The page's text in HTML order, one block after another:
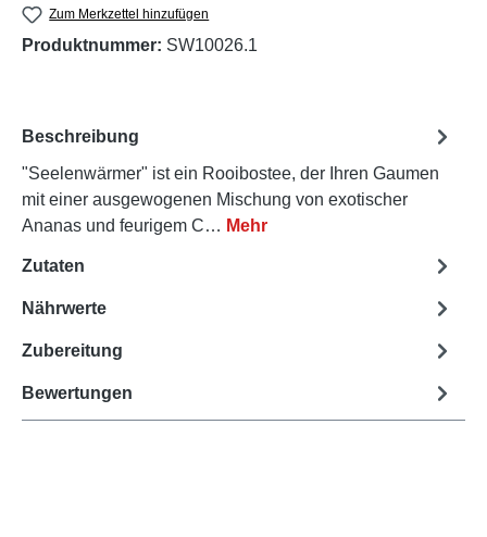
Zum Merkzettel hinzufügen
Produktnummer: SW10026.1
Beschreibung
"Seelenwärmer" ist ein Rooibostee, der Ihren Gaumen
mit einer ausgewogenen Mischung von exotischer
Ananas und feurigem C… Mehr
Zutaten
Nährwerte
Zubereitung
Bewertungen